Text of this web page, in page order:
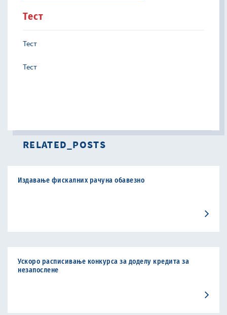
Тест
Тест
Тест
RELATED_POSTS
Издавање фискалних рачуна обавезно
Ускоро расписивање конкурса за доделу кредита за
незапослене